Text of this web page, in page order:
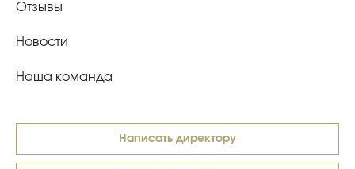
Отзывы
Новости
Наша команда
Написать директору